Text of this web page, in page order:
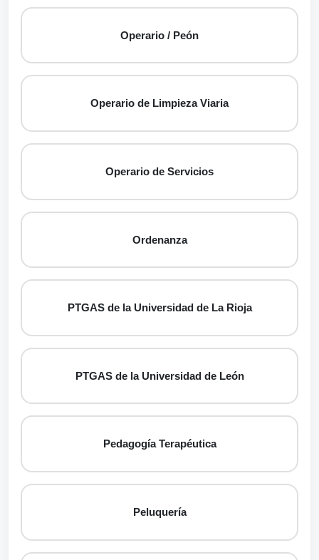
Operario / Peón
Operario de Limpieza Viaria
Operario de Servicios
Ordenanza
PTGAS de la Universidad de La Rioja
PTGAS de la Universidad de León
Pedagogía Terapéutica
Peluquería